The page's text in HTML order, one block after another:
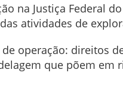
na Justiça Federal
atividades de
operação: direitos
que põem